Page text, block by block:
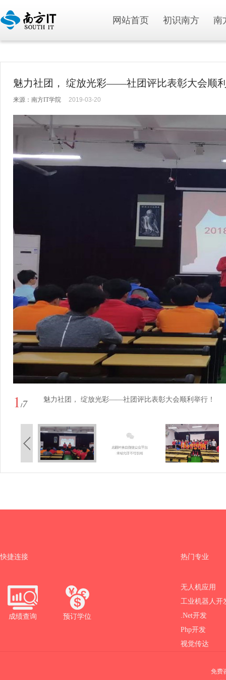
网站首页 初识南方 南
魅力社团， 绽放光彩——社团评比表彰大会顺
来源：南方IT学院 2019-03-20
1/7 魅力社团， 绽放光彩——社团评比表彰大会顺利举行！
快捷连接
成绩查询 预订学位
热门专业
无人机应用
工业机器人开
.Net开发
Php开发
视觉传达
免费